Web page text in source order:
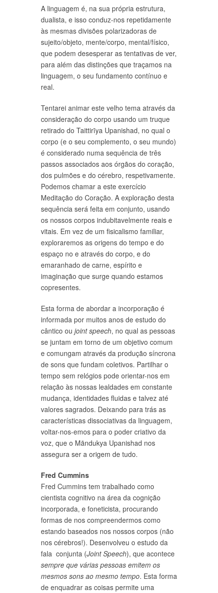
A linguagem é, na sua própria estrutura,
dualista, e isso conduz-nos repetidamente
às mesmas divisões polarizadoras de
sujeito/objeto, mente/corpo, mental/físico,
que podem desesperar as tentativas de ver,
para além das distinções que traçamos na
linguagem, o seu fundamento contínuo e
real.
Tentarei animar este velho tema através da
consideração do corpo usando um truque
retirado do Taittirīya Upanishad, no qual o
corpo (e o seu complemento, o seu mundo)
é considerado numa sequência de três
passos associados aos órgãos do coração,
dos pulmões e do cérebro, respetivamente.
Podemos chamar a este exercício
Meditação do Coração. A exploração desta
sequência será feita em conjunto, usando
os nossos corpos indubitavelmente reais e
vitais. Em vez de um fisicalismo familiar,
exploraremos as origens do tempo e do
espaço no e através do corpo, e do
emaranhado de carne, espírito e
imaginação que surge quando estamos
copresentes.
Esta forma de abordar a incorporação é
informada por muitos anos de estudo do
cântico ou joint speech, no qual as pessoas
se juntam em torno de um objetivo comum
e comungam através da produção síncrona
de sons que fundam coletivos. Partilhar o
tempo sem relógios pode orientar-nos em
relação às nossas lealdades em constante
mudança, identidades fluidas e talvez até
valores sagrados. Deixando para trás as
características dissociativas da linguagem,
voltar-nos-emos para o poder criativo da
voz, que o Māndukya Upanishad nos
assegura ser a origem de tudo.
Fred Cummins
Fred Cummins tem trabalhado como
cientista cognitivo na área da cognição
incorporada, e foneticista, procurando
formas de nos compreendermos como
estando baseados nos nossos corpos (não
nos cérebros!). Desenvolveu o estudo da
fala conjunta (Joint Speech), que acontece
sempre que várias pessoas emitem os
mesmos sons ao mesmo tempo. Esta forma
de enquadrar as coisas permite uma